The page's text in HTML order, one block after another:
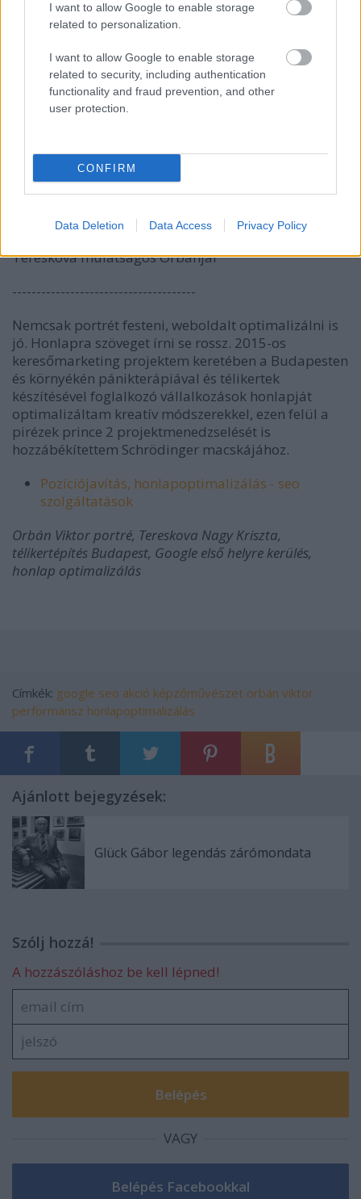
I want to allow Google to enable storage
related to personalization.
I want to allow Google to enable storage
related to security, including authentication
functionality and fraud prevention, and other
user protection.
CONFIRM
Data Deletion Data Access Privacy Policy
Tereskova mulatságos Orbánjai
--------------------------------------
Nemcsak portrét festeni, weboldalt optimalizálni is
jó. Honlapra szöveget írni se rossz. 2015-os
keresőmarketing projektem keretében a Budapesten
és környékén pánikterápiával és télikertek
készítésével foglalkozó vállalkozások honlapját
optimalizáltam kreatív módszerekkel, ezen felül a
pirézek prince 2 projektmenedzselését is
hozzábékítettem Schrödinger macskájához.
Pozíciójavítás, honlapoptimalizálás - seo
szolgáltatások
Orbán Viktor portré, Tereskova Nagy Kriszta,
télikertépítés Budapest, Google első helyre kerülés,
honlap optimalizálás
Címkék: google seo akció képzőművészet orbán viktor
performansz honlapoptimalizálás
Ajánlott bejegyzések:
Glück Gábor legendás zárómondata
Szólj hozzá!
A hozzászóláshoz be kell lépned!
VAGY